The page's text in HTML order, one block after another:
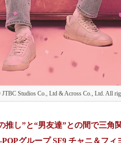
Studios Co., Ltd & Across Co., Ltd. All
推し”と“男友達”との間で三角
POPグループ SF9 チャニ＆フ